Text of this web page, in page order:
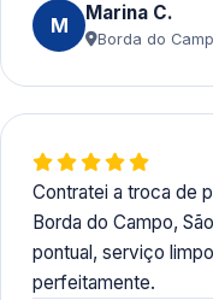
M Marina C.
Borda do
Contratei a troca de
Borda do Campo,
pontual, serviço
perfeitamente.